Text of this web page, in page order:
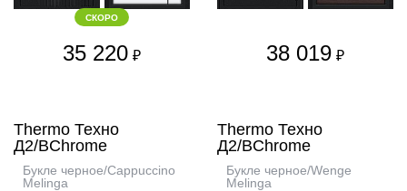
СКОРО
35 220 ₽ 38 019 ₽
Thermo Техно
Д2/BChrome
Букле черное/Cappuccino
Melinga
Thermo Техно
Д2/BChrome
Букле черное/Wenge
Melinga